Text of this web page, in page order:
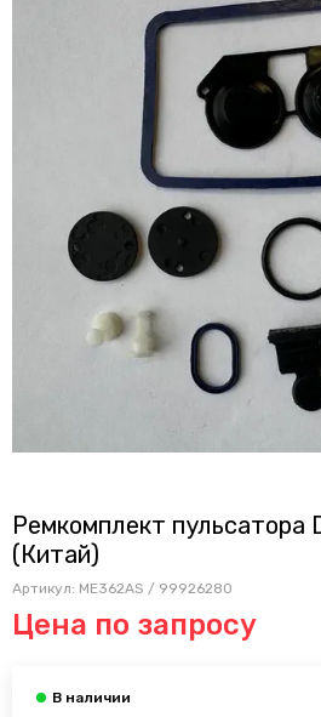
Ремкомплект пульсатора
(Китай)
Артикул: ME362AS / 99926280
Цена по запросу